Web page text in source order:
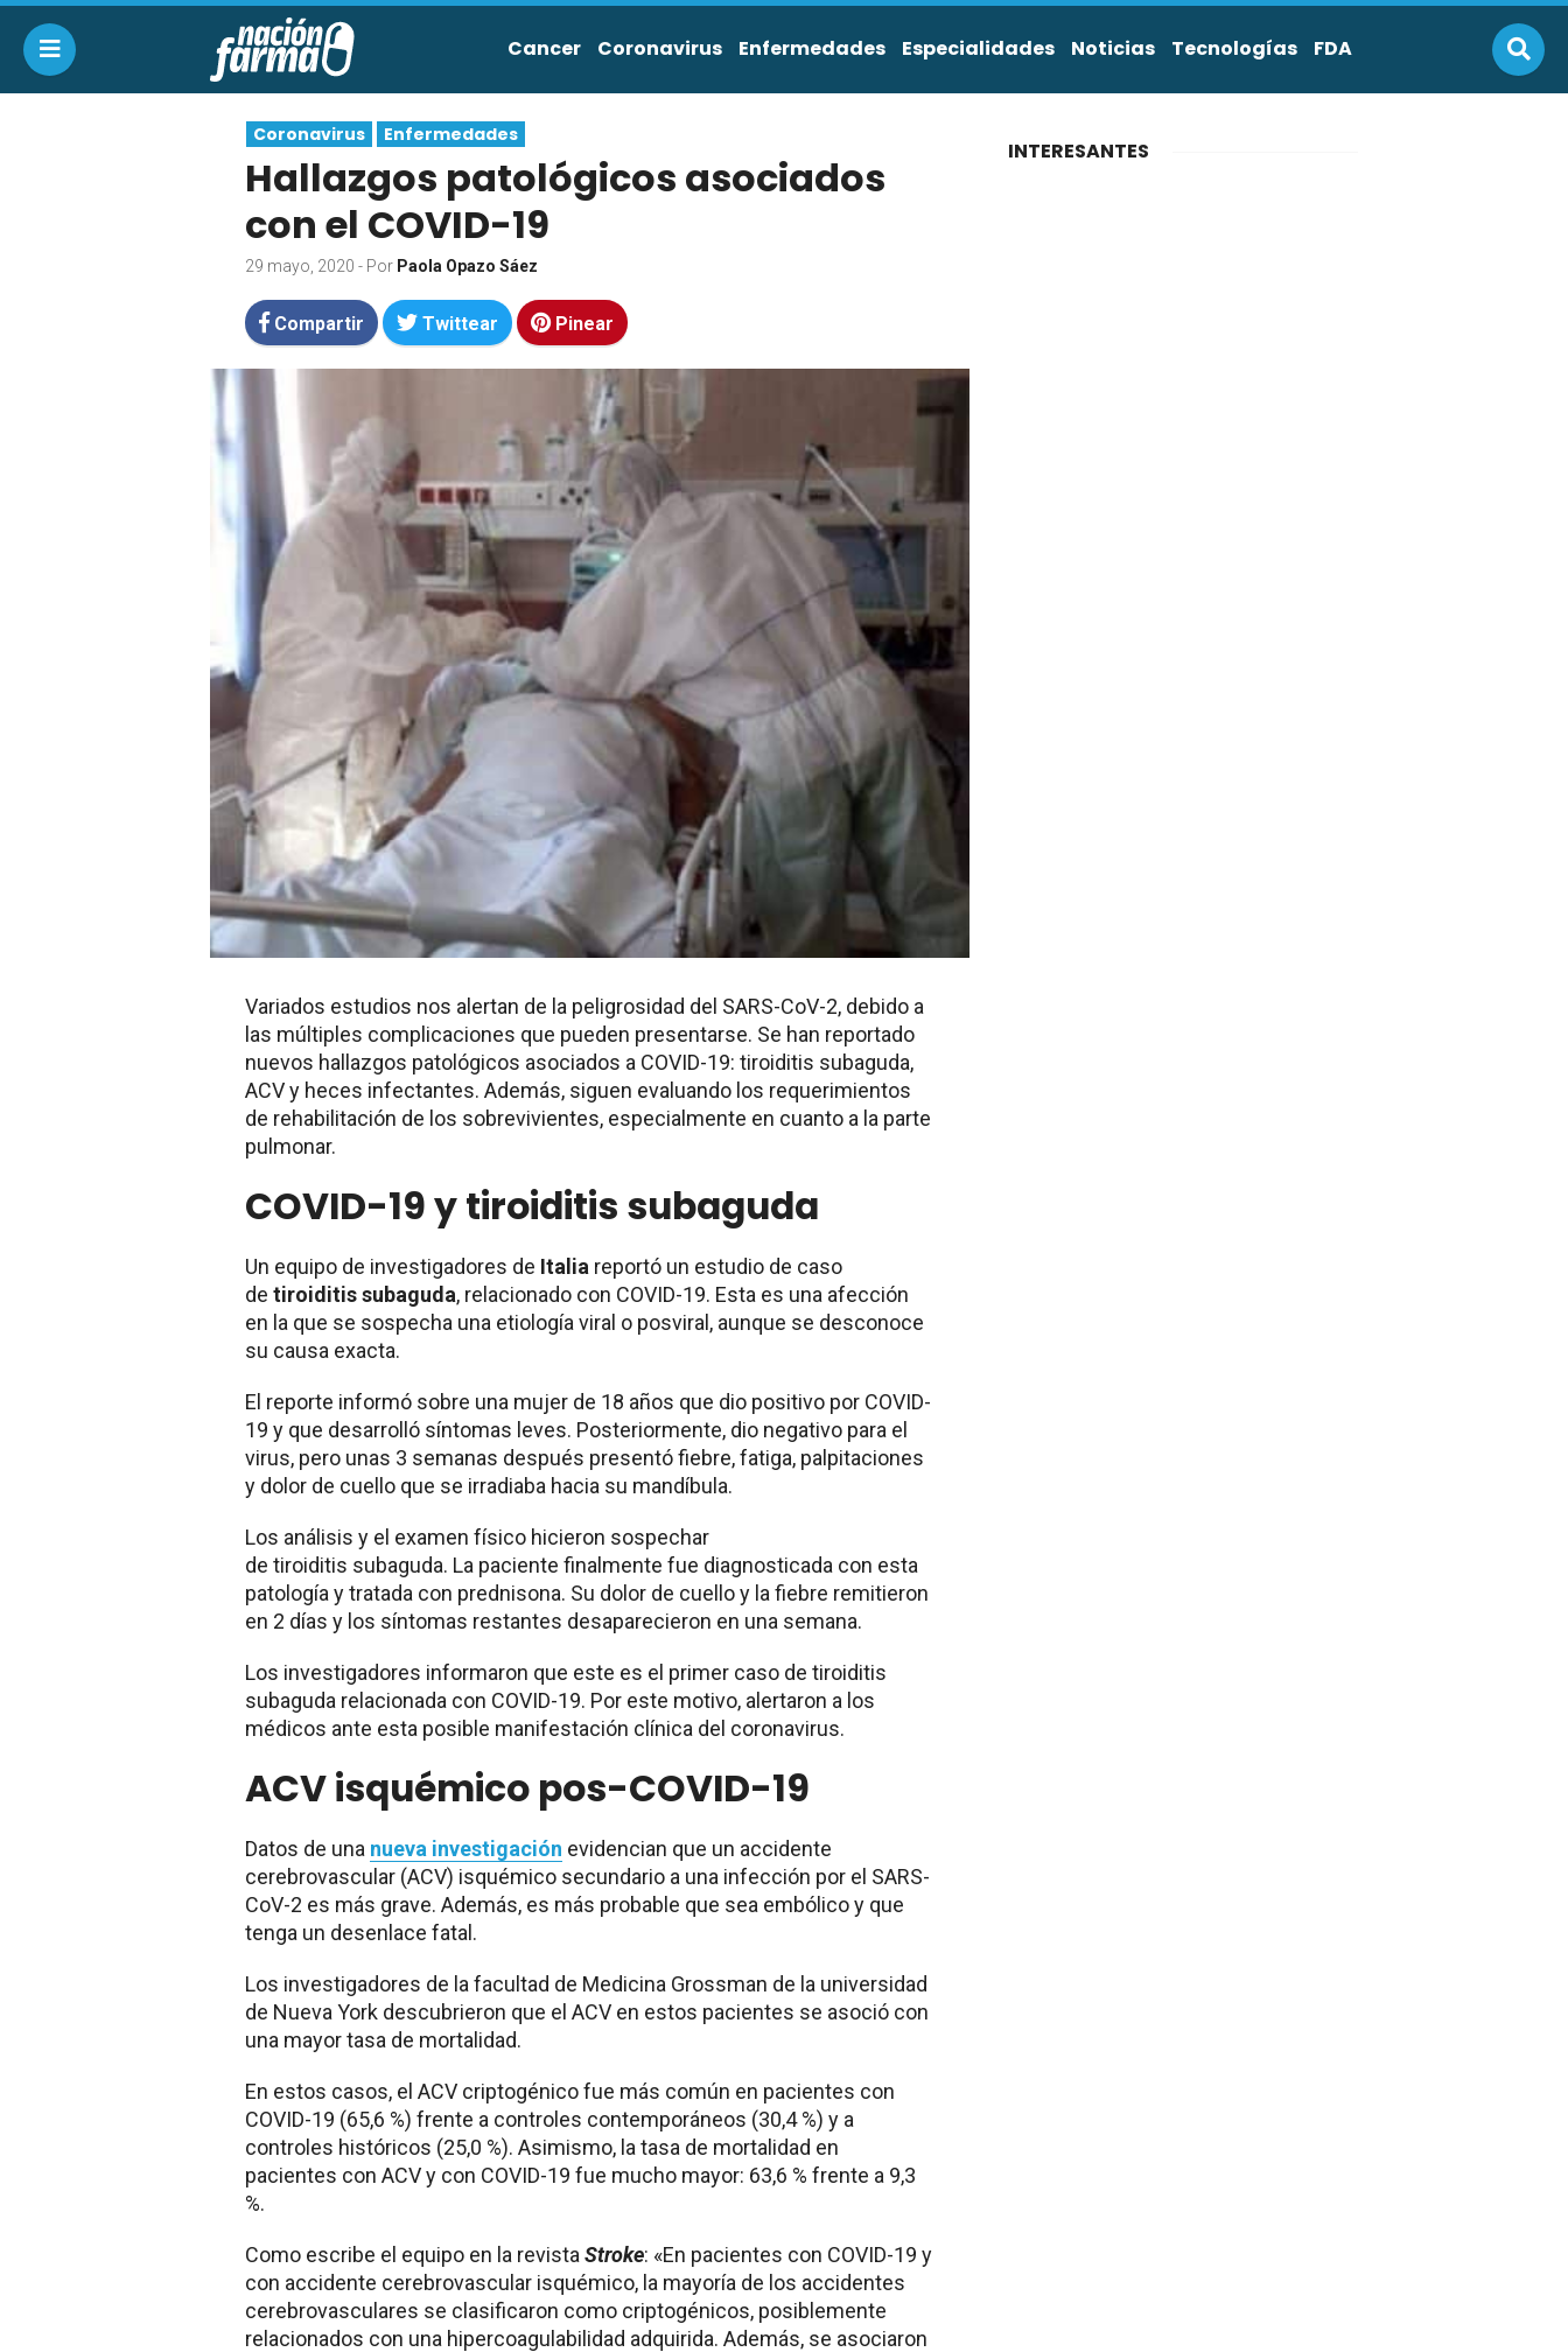
Cancer Coronavirus Enfermedades Especialidades Noticias Tecnologías FDA
Coronavirus Enfermedades
Hallazgos patológicos asociados
con el COVID-19
29 mayo, 2020 - Por Paola Opazo Sáez
Compartir Twittear Pinear
Variados estudios nos alertan de la peligrosidad del SARS-CoV-2, debido a
las múltiples complicaciones que pueden presentarse. Se han reportado
nuevos hallazgos patológicos asociados a COVID-19: tiroiditis subaguda,
ACV y heces infectantes. Además, siguen evaluando los requerimientos
de rehabilitación de los sobrevivientes, especialmente en cuanto a la parte
pulmonar.
COVID-19 y tiroiditis subaguda
Un equipo de investigadores de Italia reportó un estudio de caso
de tiroiditis subaguda, relacionado con COVID-19. Esta es una afección
en la que se sospecha una etiología viral o posviral, aunque se desconoce
su causa exacta.
El reporte informó sobre una mujer de 18 años que dio positivo por COVID-
19 y que desarrolló síntomas leves. Posteriormente, dio negativo para el
virus, pero unas 3 semanas después presentó fiebre, fatiga, palpitaciones
y dolor de cuello que se irradiaba hacia su mandíbula.
Los análisis y el examen físico hicieron sospechar
de tiroiditis subaguda. La paciente finalmente fue diagnosticada con esta
patología y tratada con prednisona. Su dolor de cuello y la fiebre remitieron
en 2 días y los síntomas restantes desaparecieron en una semana.
Los investigadores informaron que este es el primer caso de tiroiditis
subaguda relacionada con COVID-19. Por este motivo, alertaron a los
médicos ante esta posible manifestación clínica del coronavirus.
ACV isquémico pos-COVID-19
Datos de una nueva investigación evidencian que un accidente
cerebrovascular (ACV) isquémico secundario a una infección por el SARS-
CoV-2 es más grave. Además, es más probable que sea embólico y que
tenga un desenlace fatal.
Los investigadores de la facultad de Medicina Grossman de la universidad
de Nueva York descubrieron que el ACV en estos pacientes se asoció con
una mayor tasa de mortalidad.
En estos casos, el ACV criptogénico fue más común en pacientes con
COVID-19 (65,6 %) frente a controles contemporáneos (30,4 %) y a
controles históricos (25,0 %). Asimismo, la tasa de mortalidad en
pacientes con ACV y con COVID-19 fue mucho mayor: 63,6 % frente a 9,3
%.
Como escribe el equipo en la revista Stroke: «En pacientes con COVID-19 y
con accidente cerebrovascular isquémico, la mayoría de los accidentes
cerebrovasculares se clasificaron como criptogénicos, posiblemente
relacionados con una hipercoagulabilidad adquirida. Además, se asociaron
INTERESANTES